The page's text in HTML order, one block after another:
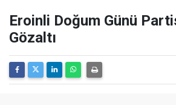
Eroinli Doğum Günü
Gözaltı